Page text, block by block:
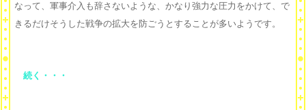
なって、軍事介入も辞さないような、かなり強力な圧力をかけて、で
きるだけそうした戦争の拡大を防ごうとすることが多いようです。
続く・・・